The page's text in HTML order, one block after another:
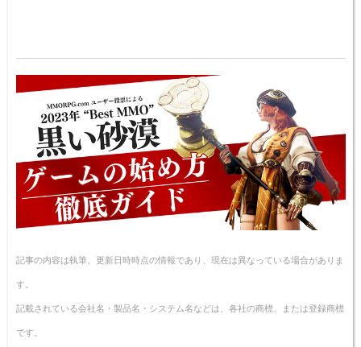
記事の内容は執筆、更新日時時点の情報であり、現在は異なっている場合がありま
す。
記載されている会社名・製品名・システム名などは、各社の商標、または登録商標
です。